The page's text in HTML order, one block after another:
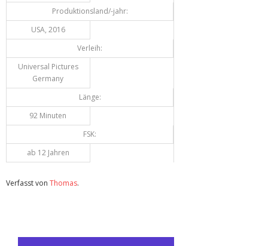
Produktionsland/-jahr:
USA, 2016
Verleih:
Universal Pictures
Germany
Länge:
92 Minuten
FSK:
ab 12 Jahren
Verfasst von Thomas.